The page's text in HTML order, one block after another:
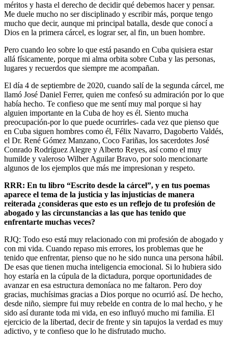
méritos y hasta el derecho de decidir qué debemos hacer y pensar.
Me duele mucho no ser disciplinado y escribir más, porque tengo
mucho que decir, aunque mi principal batalla, desde que conocí a
Dios en la primera cárcel, es lograr ser, al fin, un buen hombre.
Pero cuando leo sobre lo que está pasando en Cuba quisiera estar
allá físicamente, porque mi alma orbita sobre Cuba y las personas,
lugares y recuerdos que siempre me acompañan.
El día 4 de septiembre de 2020, cuando salí de la segunda cárcel, me
llamó José Daniel Ferrer, quien me confesó su admiración por lo que
había hecho. Te confieso que me sentí muy mal porque si hay
alguien importante en la Cuba de hoy es él. Siento mucha
preocupación-por lo que puede ocurrirles- cada vez que pienso que
en Cuba siguen hombres como él, Félix Navarro, Dagoberto Valdés,
el Dr. René Gómez Manzano, Coco Fariñas, los sacerdotes José
Conrado Rodríguez Alegre y Alberto Reyes, así como el muy
humilde y valeroso Wilber Aguilar Bravo, por solo mencionarte
algunos de los ejemplos que más me impresionan y respeto.
RRR: En tu libro “Escrito desde la cárcel”, y en tus poemas
aparece el tema de la justicia y las injusticias de manera
reiterada ¿consideras que esto es un reflejo de tu profesión de
abogado y las circunstancias a las que has tenido que
enfrentarte muchas veces?
RJQ: Todo eso está muy relacionado con mi profesión de abogado y
con mi vida. Cuando repaso mis errores, los problemas que he
tenido que enfrentar, pienso que no he sido nunca una persona hábil.
De esas que tienen mucha inteligencia emocional. Si lo hubiera sido
hoy estaría en la cúpula de la dictadura, porque oportunidades de
avanzar en esa estructura demoníaca no me faltaron. Pero doy
gracias, muchísimas gracias a Dios porque no ocurrió así. De hecho,
desde niño, siempre fui muy rebelde en contra de lo mal hecho, y he
sido así durante toda mi vida, en eso influyó mucho mi familia. El
ejercicio de la libertad, decir de frente y sin tapujos la verdad es muy
adictivo, y te confieso que lo he disfrutado mucho.